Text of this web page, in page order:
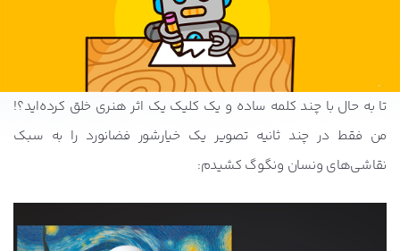
تا به حال با چند کلمه ساده و یک کلیک یک اثر هنری خلق کرده‌اید؟!
من فقط در چند ثانیه تصویر یک خیارشور فضانورد را به سبک
نقاشی‌های ونسان ونگوگ کشیدم: